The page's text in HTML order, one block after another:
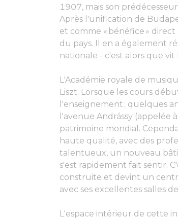
1907, mais son
Après l'unification de
et comme « bénéfice »
du pays. Il en a également
nationale - c'est alors que
L'Académie royale de
Liszt. Lorsque les cours
l'enseignement ; quelques
l'avenue Andrássy (appelée
patrimoine mondial.
haute qualité, avec des
talentueux, un nouveau
s'est rapidement fait sentir.
construite et devint un
avec ses excellentes salles
L'espace intérieur de cette